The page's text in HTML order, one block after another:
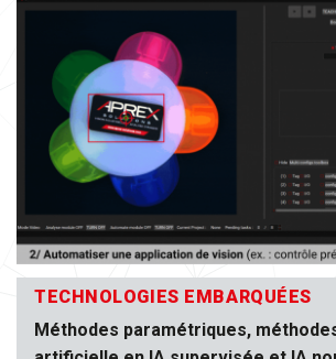
TECHNOLOGIES EMBARQUÉES
Méthodes paramétriques,